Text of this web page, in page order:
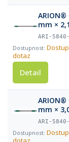
ARION®
mm ×
ARI-
dotaz
Detail
ARION®
mm ×
ARI-